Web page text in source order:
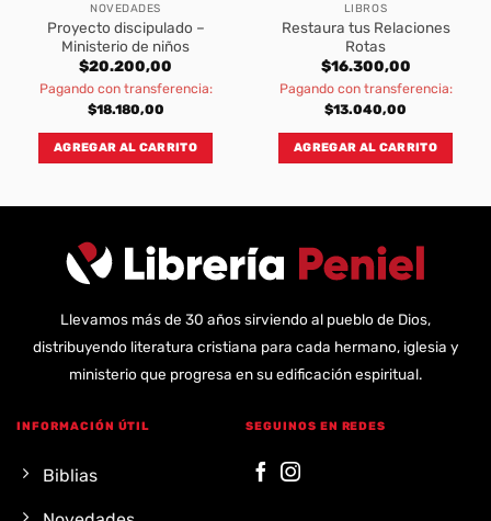
NOVEDADES
Proyecto discipulado –
Ministerio de niños
$20.200,00
Pagando con transferencia:
$18.180,00
AGREGAR AL CARRITO
LIBROS
Restaura tus Relaciones
Rotas
$16.300,00
Pagando con transferencia:
$13.040,00
AGREGAR AL CARRITO
Llevamos más de 30 años sirviendo al pueblo de Dios,
distribuyendo literatura cristiana para cada hermano, iglesia y
ministerio que progresa en su edificación espiritual.
INFORMACIÓN ÚTIL
Biblias
SEGUINOS EN REDES